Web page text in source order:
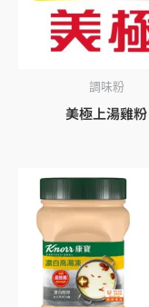
調味粉
美極上湯雞粉